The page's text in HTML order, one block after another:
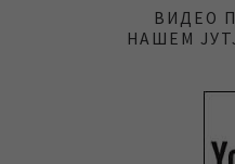
ВИДЕО
НАШЕМ